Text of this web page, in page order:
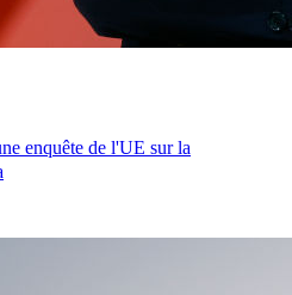
enquête de l'UE sur la